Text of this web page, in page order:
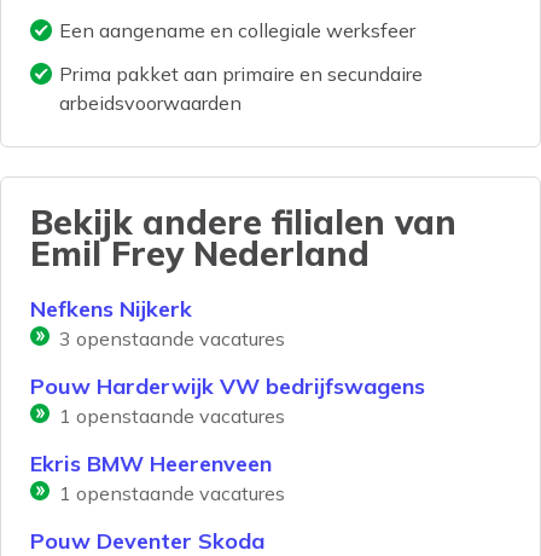
Een aangename en collegiale werksfeer
Prima pakket aan primaire en secundaire
arbeidsvoorwaarden
Bekijk andere filialen van
Emil Frey Nederland
Nefkens Nijkerk
3 openstaande vacatures
Pouw Harderwijk VW bedrijfswagens
1 openstaande vacatures
Ekris BMW Heerenveen
1 openstaande vacatures
Pouw Deventer Skoda